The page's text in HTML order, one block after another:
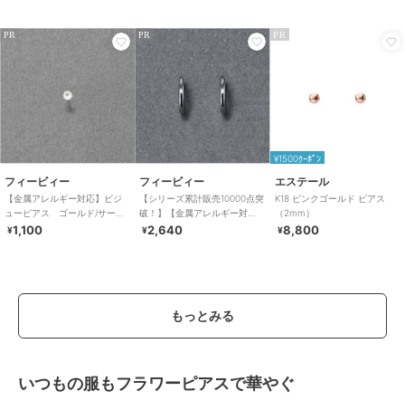
PR
フィービィー
【金属アレルギー対応】ビジ
ューピアス ゴールド/サージ
カルステンレス（片耳）
¥1,100
PR
フィービィー
【シリーズ累計販売10000点突
破！】【金属アレルギー対
応】ミニフープピアス/サージ
¥2,640
PR
¥1500ｸｰﾎﾟﾝ
エステール
K18 ピンクゴールド ピアス
（2mm）
¥8,800
もっとみる
いつもの服もフラワーピアスで華やぐ